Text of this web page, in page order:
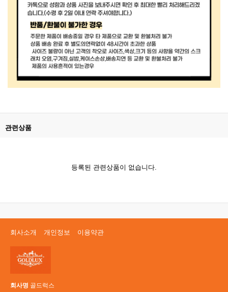
관련상품
등록된 관련상품이 없습니다.
회사소개 개인정보 이용약관
회사명 골드럭스